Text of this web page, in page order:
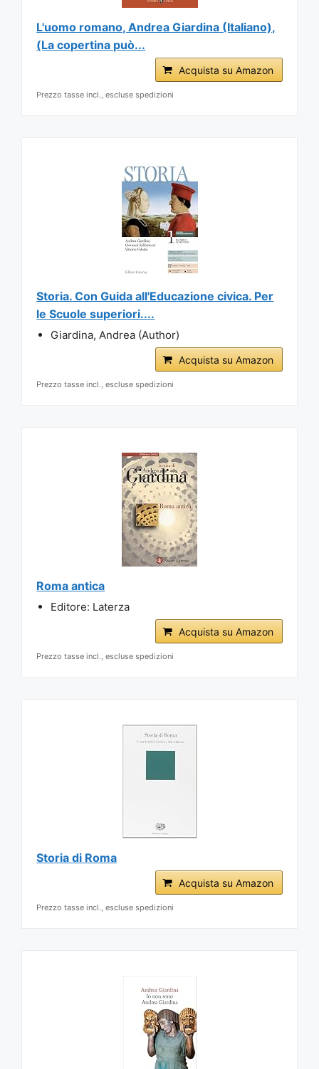
L'uomo romano, Andrea Giardina (Italiano),
(La copertina può...
Acquista su Amazon
Prezzo tasse incl., escluse spedizioni
Storia. Con Guida all'Educazione civica. Per
le Scuole superiori....
Giardina, Andrea (Author)
Acquista su Amazon
Prezzo tasse incl., escluse spedizioni
Roma antica
Editore: Laterza
Acquista su Amazon
Prezzo tasse incl., escluse spedizioni
Storia di Roma
Acquista su Amazon
Prezzo tasse incl., escluse spedizioni